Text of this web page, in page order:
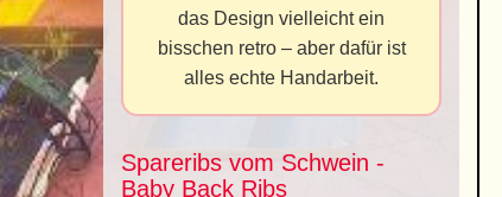
das Design vielleicht ein
bisschen retro – aber dafür ist
alles echte Handarbeit.
Spareribs vom Schwein -
Baby Back Ribs